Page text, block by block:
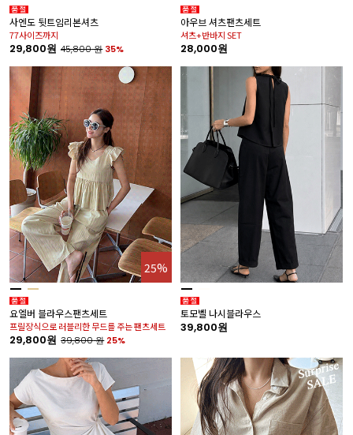
사엔도 뒷트임리본셔츠
77사이즈까지
29,800원 45,800원 35%
아우브 셔츠팬츠세트
셔츠+반바지 SET
28,000원
25%
요엘버 블라우스팬츠세트
프릴장식으로 러블리한 무드를 주는 팬츠세트
29,800원 39,800원 25%
토모벨 나시블라우스
39,800원